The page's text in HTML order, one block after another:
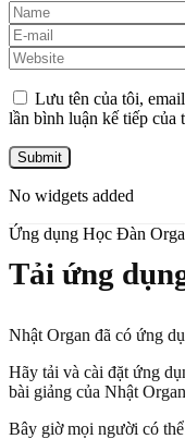
Lưu tên của tôi,
lần bình luận kế tiếp của
No widgets added
Ứng dụng Học Đàn
Tải ứng
Nhật Organ đã có ứng
Hãy tải và cài đặt ứng
bài giảng của Nhật
Bây giờ mọi người có